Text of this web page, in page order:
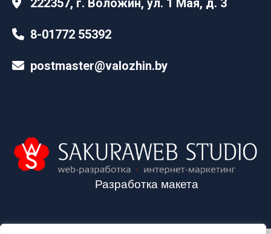
222357, г. Воложин, ул. 1 Мая, д. 3
8-01772 55392
postmaster@valozhin.by
Разработка макета